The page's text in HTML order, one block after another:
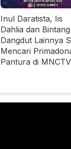
Inul Daratista, Iis
Dahlia dan Bintang
Dangdut Lainnya
Mencari
Pantura di MNCTV